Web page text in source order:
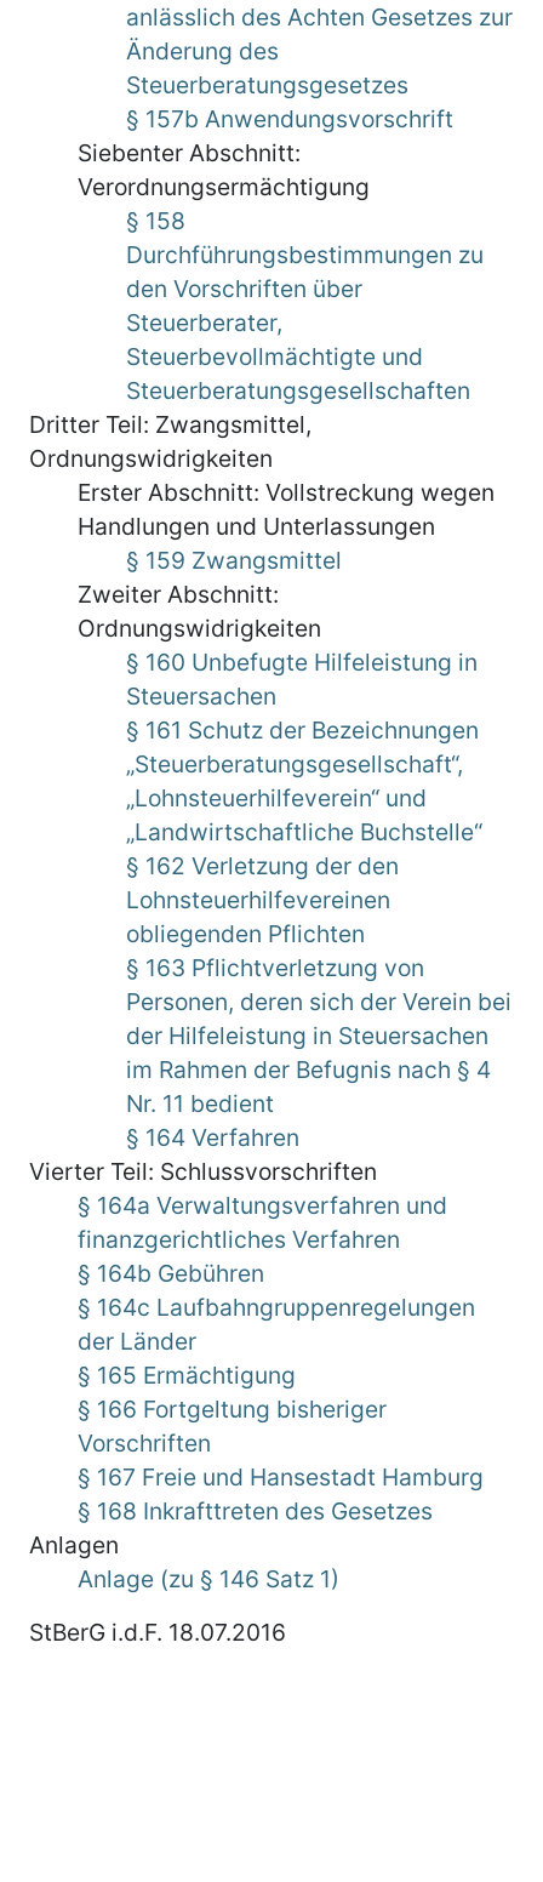
anlässlich des Achten Gesetzes zur
Änderung des
Steuerberatungsgesetzes
§ 157b Anwendungsvorschrift
Siebenter Abschnitt:
Verordnungsermächtigung
§ 158
Durchführungsbestimmungen zu
den Vorschriften über
Steuerberater,
Steuerbevollmächtigte und
Steuerberatungsgesellschaften
Dritter Teil: Zwangsmittel,
Ordnungswidrigkeiten
Erster Abschnitt: Vollstreckung wegen
Handlungen und Unterlassungen
§ 159 Zwangsmittel
Zweiter Abschnitt:
Ordnungswidrigkeiten
§ 160 Unbefugte Hilfeleistung in
Steuersachen
§ 161 Schutz der Bezeichnungen
„Steuerberatungsgesellschaft“,
„Lohnsteuerhilfeverein“ und
„Landwirtschaftliche Buchstelle“
§ 162 Verletzung der den
Lohnsteuerhilfevereinen
obliegenden Pflichten
§ 163 Pflichtverletzung von
Personen, deren sich der Verein bei
der Hilfeleistung in Steuersachen
im Rahmen der Befugnis nach § 4
Nr. 11 bedient
§ 164 Verfahren
Vierter Teil: Schlussvorschriften
§ 164a Verwaltungsverfahren und
finanzgerichtliches Verfahren
§ 164b Gebühren
§ 164c Laufbahngruppenregelungen
der Länder
§ 165 Ermächtigung
§ 166 Fortgeltung bisheriger
Vorschriften
§ 167 Freie und Hansestadt Hamburg
§ 168 Inkrafttreten des Gesetzes
Anlagen
Anlage (zu § 146 Satz 1)
StBerG i.d.F. 18.07.2016